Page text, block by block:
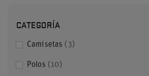
CATEGORÍA
Camisetas 3
Polos 10